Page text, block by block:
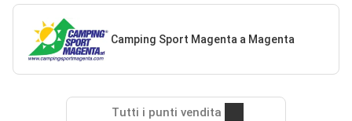
Camping Sport Magenta a Magenta
Tutti i punti vendita